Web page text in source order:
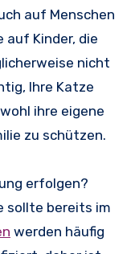
auf Menschen
auf Kinder, die
nicht
Ihre Katze
ihre eigene
zu schützen.
erfolgen?
sollte bereits im
werden häufig